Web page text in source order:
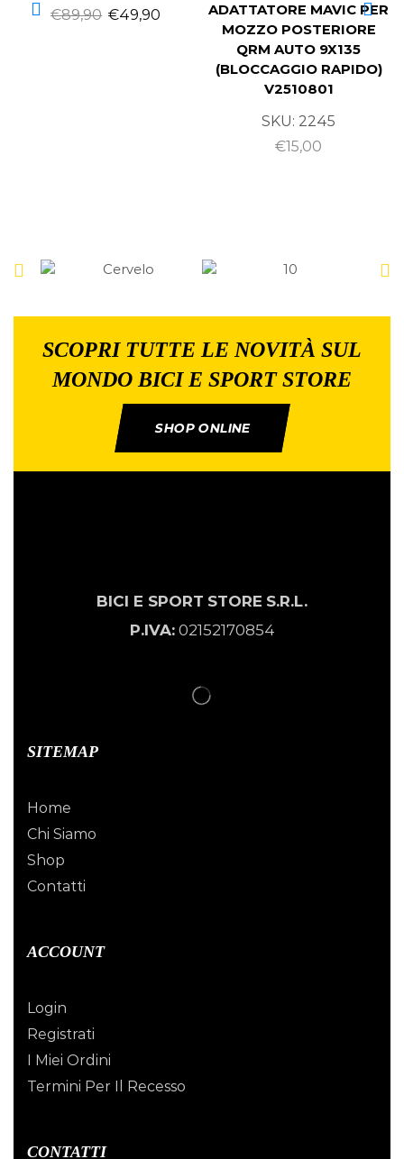
€89,90 €49,90
ADATTATORE MAVIC PER
MOZZO POSTERIORE
QRM AUTO 9X135
(BLOCCAGGIO RAPIDO)
V2510801
SKU: 2245
€15,00
SCOPRI TUTTE LE NOVITÀ SUL
MONDO BICI E SPORT STORE
SHOP ONLINE
BICI E SPORT STORE S.R.L.
P.IVA:02152170854
SITEMAP
Home
Chi Siamo
Shop
Contatti
ACCOUNT
Login
Registrati
I Miei Ordini
Termini Per Il Recesso
CONTATTI